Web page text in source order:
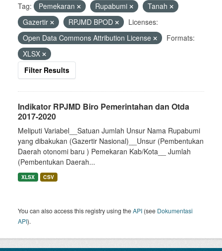
Tag: Pemekaran Rupabumi
Tanah
Gazertir
RPJMD BPOD
Licenses:
Open Data Commons Attribution License
Formats:
XLSX
Filter Results
Indikator RPJMD Biro Pemerintahan dan Otda
2017-2020
Meliputi Variabel__Satuan Jumlah Unsur Nama Rupabumi
yang dibakukan (Gazertir Nasional)__Unsur (Pembentukan
Daerah otonomi baru ) Pemekaran Kab/Kota__ Jumlah
(Pembentukan Daerah...
XLSX CSV
You can also access this registry using theAPI (see Dokumentasi
API).